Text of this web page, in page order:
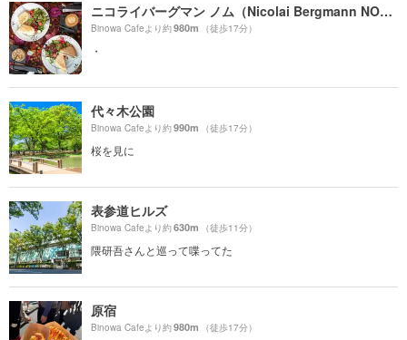
ニコライバーグマン ノム（Nicolai Bergmann NOMU ）
Binowa Cafeより約980m （徒歩17分）
・
代々木公園
Binowa Cafeより約990m （徒歩17分）
桜を見に
表参道ヒルズ
Binowa Cafeより約630m （徒歩11分）
隈研吾さんと巡って喋ってた
原宿
Binowa Cafeより約980m （徒歩17分）